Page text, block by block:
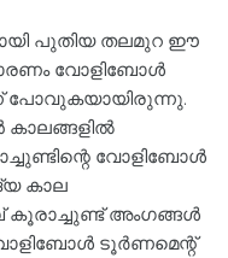
പുതിയ തലമുറ ഈ
വോളിബോൾ
പോവുകയായിരുന്നു.
കാലങ്ങളിൽ
വോളിബോൾ
കാല
അംഗങ്ങൾ
ടൂർണമെന്റ്